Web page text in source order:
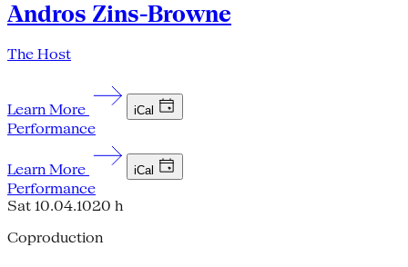
Andros Zins-Browne
The Host
Learn More iCal
Performance
Learn More iCal
Performance
Sat 10.04.1020 h
Coproduction